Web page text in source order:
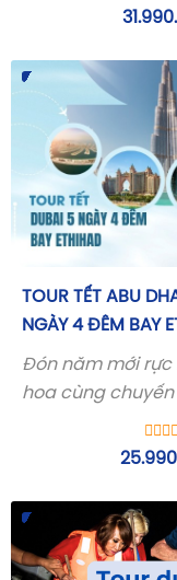
TOUR TẾT ABU
NGÀY 4 ĐÊM BAY
Đón năm mới rực
hoa cùng
tận hưởng nhịp
vương quốc giàu
phương đặc sắc